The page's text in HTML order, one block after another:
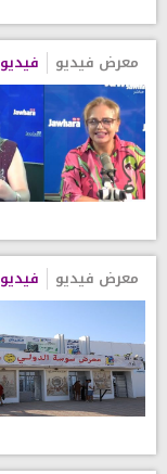
معرض فيديو فيديو
معرض فيديو فيديو